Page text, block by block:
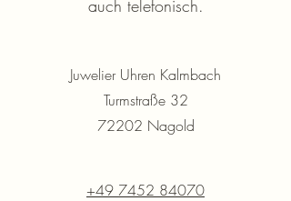
auch telefonisch.
Juwelier Uhren Kalmbach
Turmstraße 32
72202 Nagold
+49 7452 84070